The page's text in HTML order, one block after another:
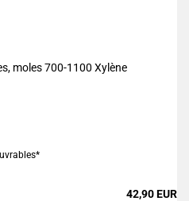
moles 700-1100 Xylène
42,90 EUR